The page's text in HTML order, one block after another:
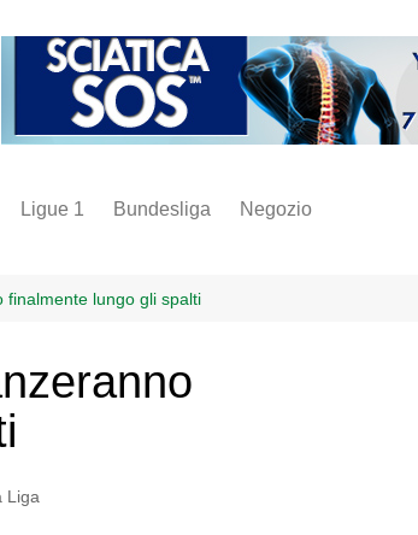
Ligue 1 Bundesliga Negozio
finalmente lungo gli spalti
Liga